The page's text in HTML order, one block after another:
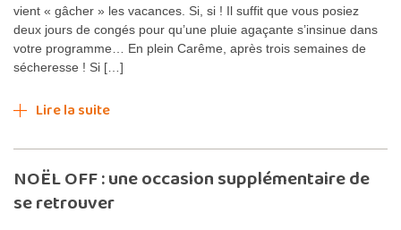
vient « gâcher » les vacances. Si, si ! Il suffit que vous posiez
deux jours de congés pour qu’une pluie agaçante s’insinue dans
votre programme… En plein Carême, après trois semaines de
sécheresse ! Si […]
Lire la suite
NOËL OFF : une occasion supplémentaire de
se retrouver